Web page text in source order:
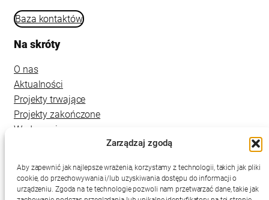
Zarządzaj zgodą
Aby zapewnić jak najlepsze wrażenia, korzystamy z technologii, takich jak pliki
cookie, do przechowywania i/lub uzyskiwania dostępu do informacji o
urządzeniu. Zgoda na te technologie pozwoli nam przetwarzać dane, takie jak
Baza kontaktów
Na skróty
O nas
Aktualności
Projekty trwające
Projekty zakończone
Wydarzenia